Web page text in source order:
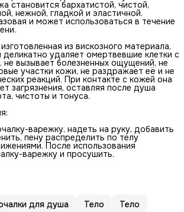
становится бархатистой, чистой,
нежной, гладкой и эластичной.
и может использоваться в течение
из вискозного материала,
деликатно удаляет омертвевшие клетки с
не вызывает болезненных ощущений, не
участки кожи, не раздражает её и не
реакций. При контакте с кожей она
загрязнения, оставляя после душа
чистоты и тонуса.
варежку, надеть на руку, добавить
пену распределить по телу
После использования
варежку и просушить.
для душа Тело Тело